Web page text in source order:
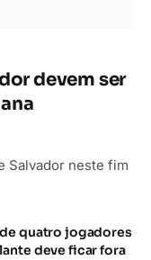
devem ser
Salvador neste fim
quatro jogadores
deve ficar fora